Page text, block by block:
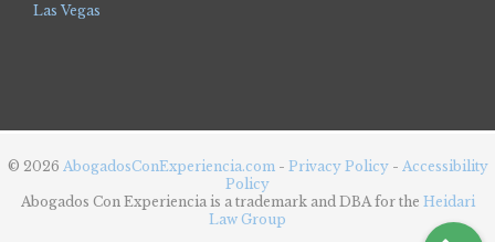
Las Vegas
© 2026 AbogadosConExperiencia.com - Privacy Policy - Accessibility
Policy
Abogados Con Experiencia is a trademark and DBA for the Heidari
Law Group